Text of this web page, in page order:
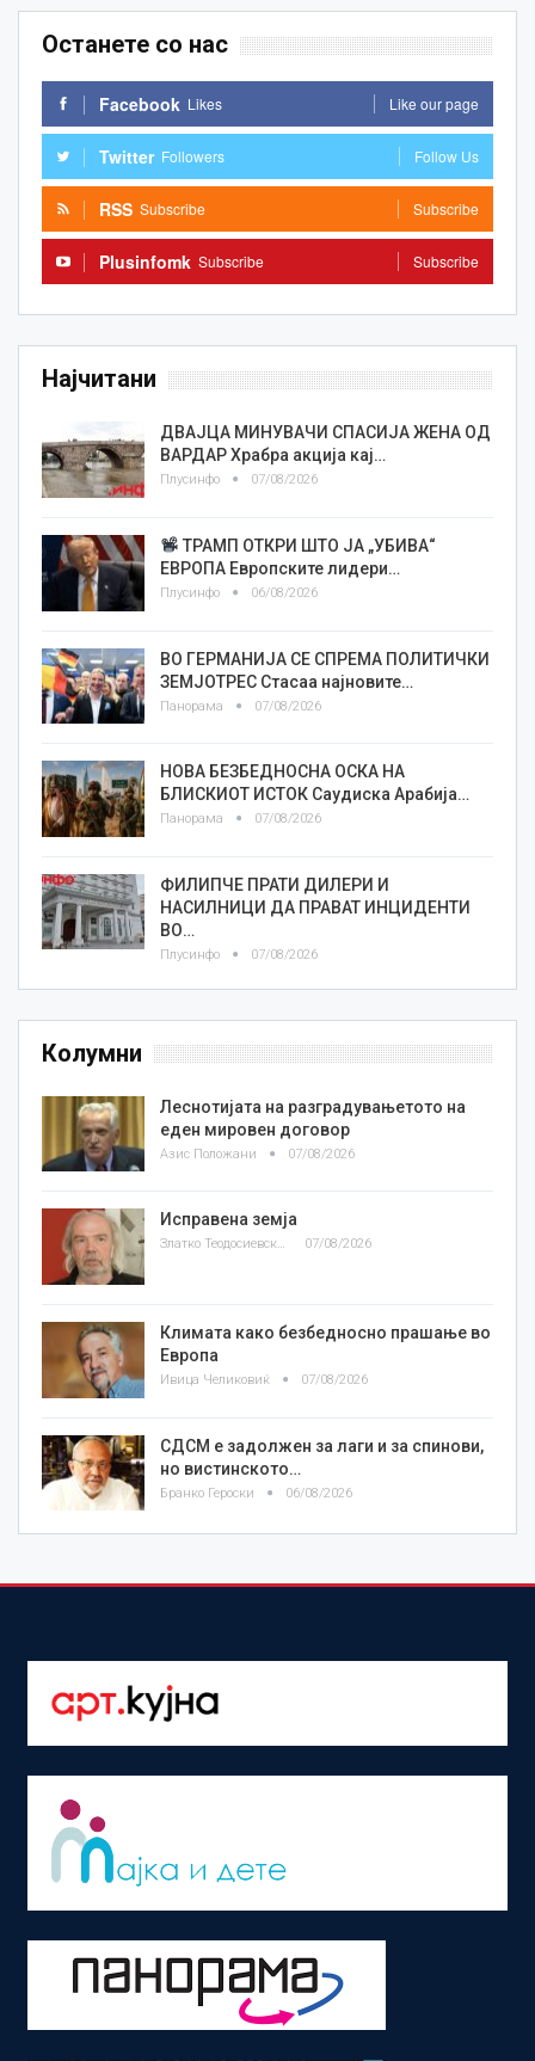
Останете со нас
Facebook Likes Like our page
Twitter Followers Follow Us
RSS Subscribe Subscribe
Plusinfomk Subscribe Subscribe
Најчитани
ДВАЈЦА МИНУВАЧИ СПАСИЈА ЖЕНА ОД
ВАРДАР Храбра акција кај…
Плусинфо 07/08/2026
ТРАМП ОТКРИ ШТО ЈА „УБИВА“
ЕВРОПА Европските лидери…
Плусинфо 06/08/2026
ВО ГЕРМАНИЈА СЕ СПРЕМА ПОЛИТИЧКИ
ЗЕМЈОТРЕС Стасаа најновите…
Панорама 07/08/2026
НОВА БЕЗБЕДНОСНА ОСКА НА
БЛИСКИОТ ИСТОК Саудиска Арабија…
Панорама 07/08/2026
ФИЛИПЧЕ ПРАТИ ДИЛЕРИ И
НАСИЛНИЦИ ДА ПРАВАТ ИНЦИДЕНТИ
ВО…
Плусинфо 07/08/2026
Колумни
Леснотијата на разградувањетото на
еден мировен договор
Азис Положани 07/08/2026
Исправена земја
Златко Теодосиевски 07/08/2026
Климата како безбедносно прашање во
Европа
Ивица Челиковиќ 07/08/2026
СДСМ е задолжен за лаги и за спинови,
но вистинското…
Бранко Героски 06/08/2026